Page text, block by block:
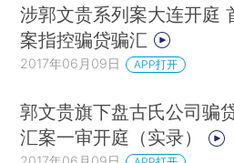
涉郭文贵系列案大连开庭
案指控骗贷骗汇
2017年06月09日 APP打开
郭文贵旗下盘古氏公司骗
汇案一审开庭（实录）